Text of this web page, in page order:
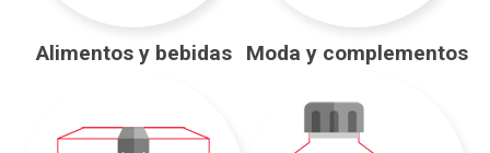
Alimentos y bebidas Moda y complementos